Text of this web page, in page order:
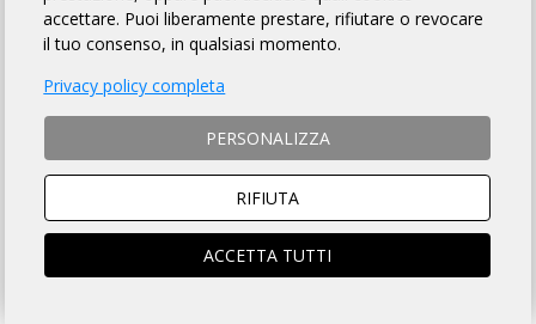
Art. 1 ORGANIZZAZIONE
GS MEDITERRANEO organizza per il giorno 19/04/2025 la
Randonnée "Il Giro dei 100K" avente Km 123 di lunghezza, per
l'acquisizione del relativo brevetto, la cui
fatto OBBLIGO a ciascun partecipante di leggere, si trova
questo link.
Art. 2 NATURA DELLA MANIFESTAZIONE
Il Brevetto Randonnée "Il Giro dei 100K" è una manifestazione
sportiva, non competitiva, di resistenza e regolarità che si
svolge su un percorso obbligato, così come identificato nella
Descrizione di cui all'art. precedente, nonché nel road-book e
accettare. Puoi liberamente prestare, rifiutare o revocare
il tuo consenso, in qualsiasi momento.
Privacy policy completa
PERSONALIZZA
RIFIUTA
ACCETTA TUTTI